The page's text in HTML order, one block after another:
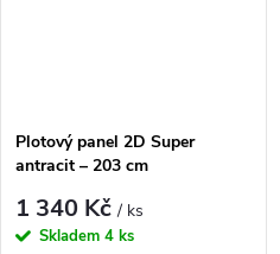
Plotový panel 2D Super
antracit – 203 cm
1 340 Kč/ ks
Skladem 4 ks